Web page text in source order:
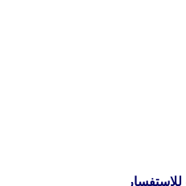
للاستفسار